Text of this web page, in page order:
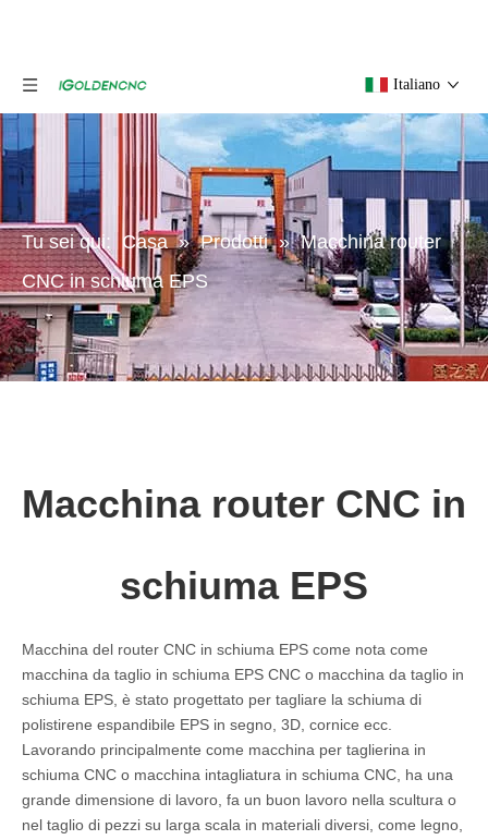
Italiano
Tu sei qui: Casa » Prodotti » Macchina router
CNC in schiuma EPS
Macchina router CNC in
schiuma EPS
Macchina del router CNC in schiuma EPS come nota come
macchina da taglio in schiuma EPS CNC o macchina da taglio in
schiuma EPS, è stato progettato per tagliare la schiuma di
polistirene espandibile EPS in segno, 3D, cornice ecc.
Lavorando principalmente come macchina per taglierina in
schiuma CNC o macchina intagliatura in schiuma CNC, ha una
grande dimensione di lavoro, fa un buon lavoro nella scultura o
nel taglio di pezzi su larga scala in materiali diversi, come legno,